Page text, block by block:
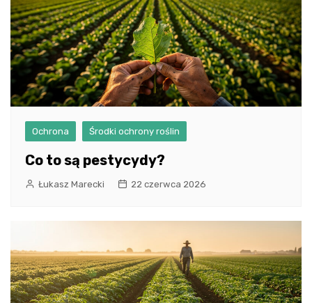
Ochrona Środki ochrony roślin
Co to są pestycydy?
Łukasz Marecki 22 czerwca 2026